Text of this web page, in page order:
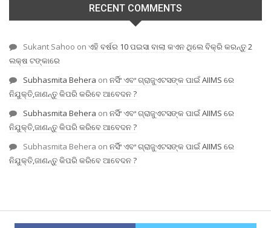
RECENT COMMENTS
Sukant Sahoo on ଏହି ବର୍ଷର 10 ପଇସା ବାଲା କଏନ ଥିଲେ ବିକ୍ରି କରନ୍ତୁ 2
ଲକ୍ଷ ଟଙ୍କାରେ
Subhasmita Behera on ନର୍ସିଂ ଏବଂ ଗ୍ରାଜୁଏଟସଙ୍କ ପାଇଁ AIIMS ରେ
ନିଯୁକ୍ତି,ଜାଣନ୍ତୁ କିପରି କରିବେ ଆବେଦନ ?
Subhasmita Behera on ନର୍ସିଂ ଏବଂ ଗ୍ରାଜୁଏଟସଙ୍କ ପାଇଁ AIIMS ରେ
ନିଯୁକ୍ତି,ଜାଣନ୍ତୁ କିପରି କରିବେ ଆବେଦନ ?
Subhasmita Behera on ନର୍ସିଂ ଏବଂ ଗ୍ରାଜୁଏଟସଙ୍କ ପାଇଁ AIIMS ରେ
ନିଯୁକ୍ତି,ଜାଣନ୍ତୁ କିପରି କରିବେ ଆବେଦନ ?